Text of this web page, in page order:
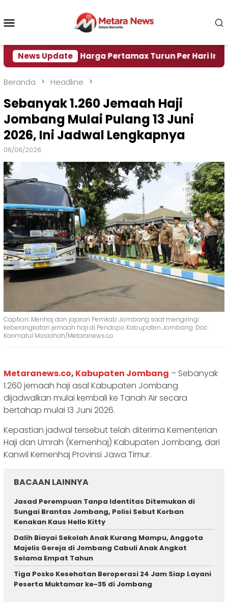
konten
News Update
Harga Pertamax Turun Per Hari Ini, Segini
Beranda Headline
Sebanyak 1.260 Jemaah Haji
Jombang Mulai Pulang 13 Juni
2026, Ini Jadwal Lengkapnya
06/06/2026
Caption: Menhaj dan jajaran Pemkab Jombang saat mengiringi
keberangkatan jemaah haji di Pendopo Kabupaten Jombang. Doc:
Karimatul Maslahah/Metaranews.co
Metaranews.co, Kabupaten Jombang – Sebanyak
1.260 jemaah haji asal Kabupaten Jombang
dijadwalkan mulai kembali ke Tanah Air secara
bertahap mulai 13 Juni 2026.
Kepastian jadwal tersebut telah diterima Kementerian
Haji dan Umrah (Kemenhaj) Kabupaten Jombang, dari
Kanwil Kemenhaj Provinsi Jawa Timur.
BACAAN LAINNYA
Jasad Perempuan Tanpa Identitas Ditemukan di
Sungai Brantas Jombang, Polisi Sebut Korban
Kenakan Kaus Hello Kitty
Dalih Biayai Sekolah Anak Kurang Mampu, Anggota
Majelis Gereja di Jombang Cabuli Anak Angkat
Selama Empat Tahun
Tiga Posko Kesehatan Beroperasi 24 Jam Siap Layani
Peserta Muktamar ke-35 di Jombang